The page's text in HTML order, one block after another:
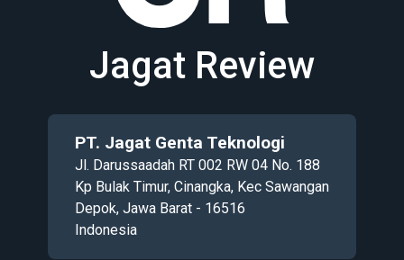
Jagat Review
PT. Jagat Genta Teknologi
Jl. Darussaadah RT 002 RW 04 No. 188
Kp Bulak Timur, Cinangka, Kec Sawangan
Depok, Jawa Barat - 16516
Indonesia